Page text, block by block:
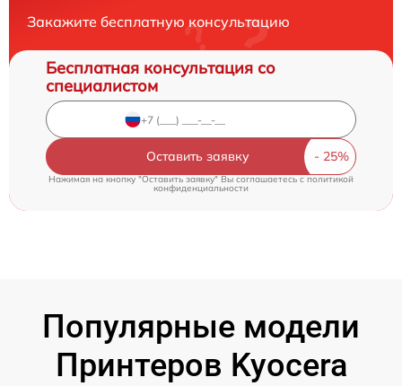
Закажите бесплатную консультацию
Бесплатная консультация со
специалистом
Оставить заявку
Нажимая на кнопку "Оставить заявку" Вы соглашаетесь cполитикой
конфиденциальности
Популярные модели
Принтеров Kyocera